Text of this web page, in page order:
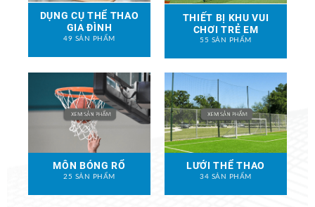
DỤNG CỤ THỂ THAO
GIA ĐÌNH
49 SẢN PHẨM
THIẾT BỊ KHU VUI
CHƠI TRẺ EM
55 SẢN PHẨM
MÔN BÓNG RỔ
25 SẢN PHẨM
LƯỚI THỂ THAO
34 SẢN PHẨM